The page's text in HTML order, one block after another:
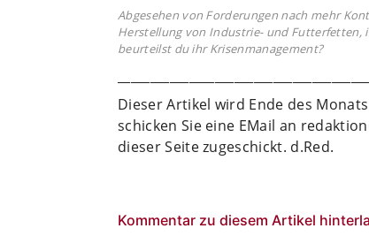
Abgesehen von Forderungen nach mehr
Herstellung von Industrie- und Futterfetten,
beurteilst du ihr Krisenmanagement?
Dieser Artikel wird Ende des
schicken Sie eine EMail an
dieser Seite zugeschickt. d.Red.
Kommentar zu diesem Artikel